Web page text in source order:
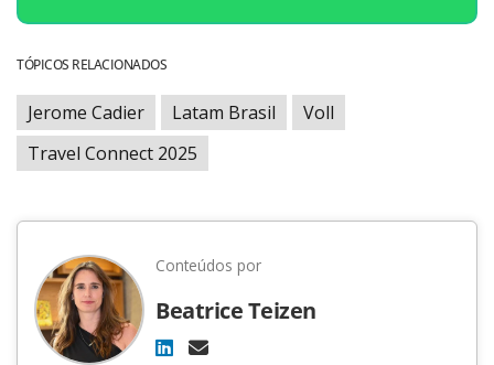
TÓPICOS RELACIONADOS
Jerome Cadier Latam Brasil
Voll
Travel Connect 2025
Conteúdos por
Beatrice Teizen